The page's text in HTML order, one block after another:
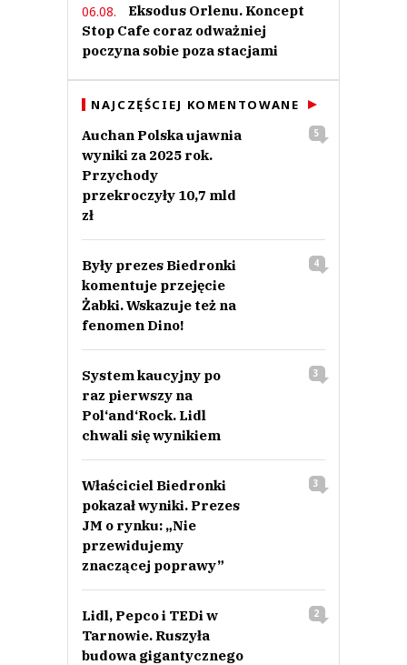
06.08.
Eksodus Orlenu. Koncept
Stop Cafe coraz odważniej
poczyna sobie poza stacjami
NAJCZĘŚCIEJ KOMENTOWANE
Auchan Polska ujawnia
wyniki za 2025 rok.
Przychody
przekroczyły 10,7 mld
zł
5
Były prezes Biedronki
komentuje przejęcie
Żabki. Wskazuje też na
fenomen Dino!
4
System kaucyjny po
raz pierwszy na
Pol‘and‘Rock. Lidl
chwali się wynikiem
3
Właściciel Biedronki
pokazał wyniki. Prezes
JM o rynku: „Nie
przewidujemy
znaczącej poprawy”
3
Lidl, Pepco i TEDi w
Tarnowie. Ruszyła
budowa gigantycznego
2